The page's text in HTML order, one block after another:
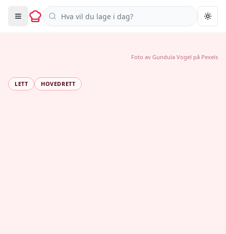
Søk i oppskrifter
LETT HOVEDRETT
Foto av Gundula Vogel på Pexels